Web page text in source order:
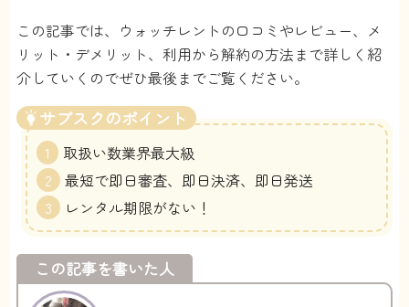
この記事では、ウォッチレントの口コミやレビュー、メ
リット・デメリット、利用から解約の方法まで詳しく紹
介していくのでぜひ最後までご覧ください。
サブスクのポイント
取扱い数業界最大級
最短で即日審査、即日決済、即日発送
レンタル期限がない！
この記事を書いた人